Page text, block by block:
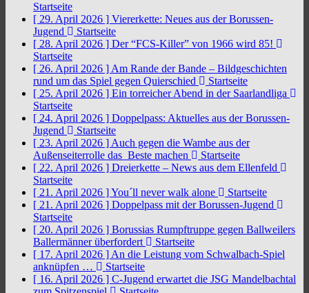
Startseite
[ 29. April 2026 ] Viererkette: Neues aus der Borussen-
Jugend
Startseite
[ 28. April 2026 ] Der “FCS-Killer” von 1966 wird 85!
Startseite
[ 26. April 2026 ] Am Rande der Bande – Bildgeschichten
rund um das Spiel gegen Quierschied
Startseite
[ 25. April 2026 ] Ein torreicher Abend in der Saarlandliga
Startseite
[ 24. April 2026 ] Doppelpass: Aktuelles aus der Borussen-
Jugend
Startseite
[ 23. April 2026 ] Auch gegen die Wambe aus der
Außenseiterrolle das Beste machen
Startseite
[ 22. April 2026 ] Dreierkette – News aus dem Ellenfeld
Startseite
[ 21. April 2026 ]You´ll never walk alone
Startseite
[ 21. April 2026 ] Doppelpass mit der Borussen-Jugend
Startseite
[ 20. April 2026 ] Borussias Rumpftruppe gegen Ballweilers
Ballermänner überfordert
Startseite
[ 17. April 2026 ] An die Leistung vom Schwalbach-Spiel
anknüpfen …
Startseite
[ 16. April 2026 ] C-Jugend erwartet die JSG Mandelbachtal